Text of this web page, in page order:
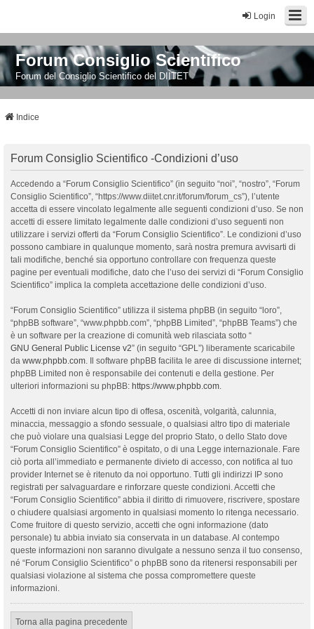
Login
Forum Consiglio Scientifico
Forum del Consiglio Scientifico del DIITET
Indice
Forum Consiglio Scientifico -Condizioni d’uso
Accedendo a “Forum Consiglio Scientifico” (in seguito “noi”, “nostro”, “Forum
Consiglio Scientifico”, “https://www.diitet.cnr.it/forum/forum_cs”), l’utente
accetta di essere vincolato legalmente alle seguenti condizioni d’uso. Se non
accetti di essere limitato legalmente dalle condizioni d’uso seguenti non
utilizzare i servizi offerti da “Forum Consiglio Scientifico”. Le condizioni d’uso
possono cambiare in qualunque momento, sarà nostra premura avvisarti di
tali modifiche, benché sia opportuno controllare con frequenza queste
pagine per eventuali modifiche, dato che l’uso dei servizi di “Forum Consiglio
Scientifico” implica la completa accettazione delle condizioni d’uso.
“Forum Consiglio Scientifico” utilizza il sistema phpBB (in seguito “loro”,
“phpBB software”, “www.phpbb.com”, “phpBB Limited”, “phpBB Teams”) che
è un software per la creazione di comunità web rilasciata sotto “
GNU General Public License v2” (in seguito “GPL”) liberamente scaricabile
da www.phpbb.com. Il software phpBB facilita le aree di discussione internet;
phpBB Limited non è responsabile dei contenuti e della gestione. Per
ulteriori informazioni su phpBB: https://www.phpbb.com.
Accetti di non inviare alcun tipo di offesa, oscenità, volgarità, calunnia,
minaccia, messaggio a sfondo sessuale, o qualsiasi altro tipo di materiale
che può violare una qualsiasi Legge del proprio Stato, o dello Stato dove
“Forum Consiglio Scientifico” è ospitato, o di una Legge internazionale. Fare
ciò porta all’immediato e permanente divieto di accesso, con notifica al tuo
provider Internet se è ritenuto da noi opportuno. Tutti gli indirizzi IP sono
registrati per salvaguardare e rinforzare queste condizioni. Accetti che
“Forum Consiglio Scientifico” abbia il diritto di rimuovere, riscrivere, spostare
o chiudere qualsiasi argomento in qualsiasi momento lo ritenga necessario.
Come fruitore di questo servizio, accetti che ogni informazione (dato
personale) tu abbia inviato sia conservata in un database. Al contempo
queste informazioni non saranno divulgate a nessuno senza il tuo consenso,
né “Forum Consiglio Scientifico” o phpBB sono da ritenersi responsabili per
qualsiasi violazione al sistema che possa compromettere queste
informazioni.
Torna alla pagina precedente